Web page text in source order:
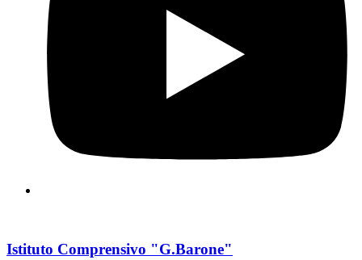
Istituto Comprensivo "G.Barone"